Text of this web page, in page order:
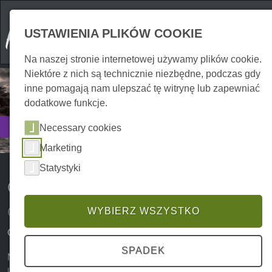
Poznaj
Wycieczki
Cele wycieczek w górach Harz
Chodźmy...
Cele wycieczek i zabytki, których nigdy nie zapomnisz
Miejsc wycieczkowych w Harzu jest pod dostatkiem na
USTAWIENIA PLIKÓW COOKIE
Na naszej stronie internetowej używamy plików cookie.
Niektóre z nich są technicznie niezbędne, podczas gdy
inne pomagają nam ulepszać tę witrynę lub zapewniać
dodatkowe funkcje.
Necessary cookies
Marketing
Statystyki
WYBIERZ WSZYSTKO
SPADEK